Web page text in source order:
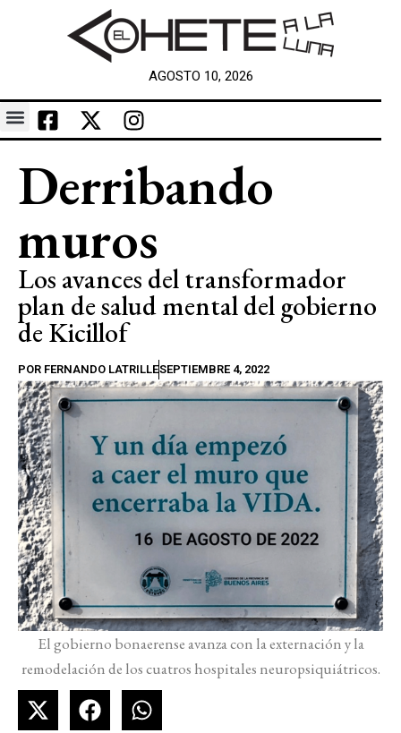
AGOSTO 10, 2026
Derribando
muros
Los avances del transformador
plan de salud mental del gobierno
de Kicillof
POR FERNANDO LATRILLESEPTIEMBRE 4, 2022
El gobierno bonaerense avanza con la externación y la
remodelación de los cuatros hospitales neuropsiquiátricos.